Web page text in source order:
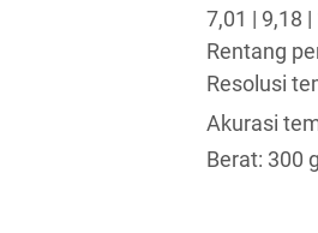
7,01 | 9,18
Rentang
Resolusi
Akurasi
Berat: 300 g